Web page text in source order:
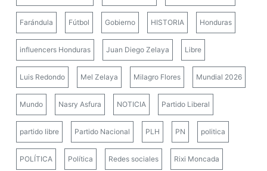
Farándula Fútbol Gobierno HISTORIA Honduras
influencers Honduras Juan Diego Zelaya Libre
Luis Redondo Mel Zelaya Milagro Flores Mundial 2026
Mundo Nasry Asfura NOTICIA Partido Liberal
partido libre Partido Nacional PLH PN politica
POLÍTICA Política Redes sociales Rixi Moncada